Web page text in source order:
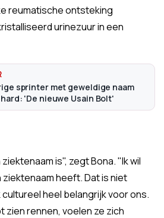
reumatische ontsteking
urinezuur in een
sprinter met geweldige naam
'De nieuwe Usain Bolt'
is", zegt Bona. "Ik wil
ziektenaam heeft. Dat is niet
heel belangrijk voor ons.
zien rennen, voelen ze zich